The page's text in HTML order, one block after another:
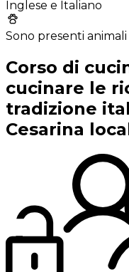
Inglese e Italiano
Sono presenti
Corso di
cucinare le
tradizione
Cesarina